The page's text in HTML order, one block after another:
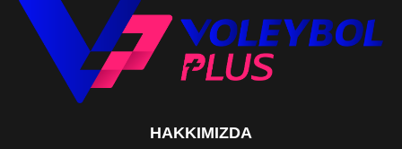
HAKKIMIZDA